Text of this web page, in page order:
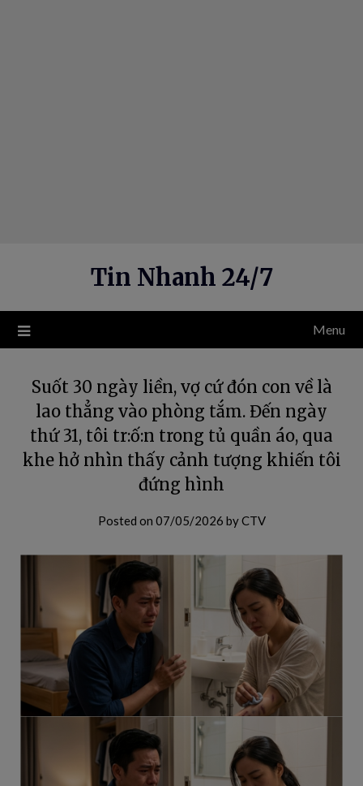
Tin Nhanh 24/7
Menu
Suốt 30 ngày liền, vợ cứ đón con về là
lao thẳng vào phòng tắm. Đến ngày
thứ 31, tôi tr:ố:n trong tủ quần áo, qua
khe hở nhìn thấy cảnh tượng khiến tôi
đứng hình
Posted on 07/05/2026 byCTV